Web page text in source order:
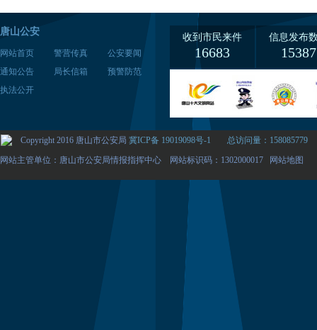
唐山公安
网站首页 警营传真
公安要闻
通知公告
局长信箱
预警防范
执法公开
收到市民来件
16683
信息发布
15387
Copyright 2016 唐山市公安局 冀ICP备 19019098号-1
总访问量：158085779
网站主管单位：唐山市公安局情报指挥中心 网站标识码：1302000017
网站地图